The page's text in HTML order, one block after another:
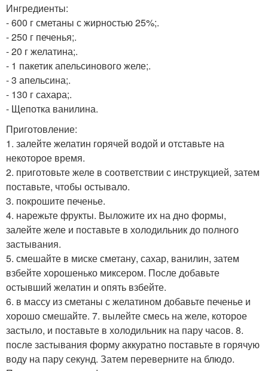
Ингредиенты:
- 600 г сметаны с жирностью 25%;.
- 250 г печенья;.
- 20 г желатина;.
- 1 пакетик апельсинового желе;.
- 3 апельсина;.
- 130 г сахара;.
- Щепотка ванилина.
Приготовление:
1. залейте желатин горячей водой и отставьте на
некоторое время.
2. приготовьте желе в соответствии с инструкцией, затем
поставьте, чтобы остывало.
3. покрошите печенье.
4. нарежьте фрукты. Выложите их на дно формы,
залейте желе и поставьте в холодильник до полного
застывания.
5. смешайте в миске сметану, сахар, ванилин, затем
взбейте хорошенько миксером. После добавьте
остывший желатин и опять взбейте.
6. в массу из сметаны с желатином добавьте печенье и
хорошо смешайте. 7. вылейте смесь на желе, которое
застыло, и поставьте в холодильник на пару часов. 8.
после застывания форму аккуратно поставьте в горячую
воду на пару секунд. Затем переверните на блюдо.